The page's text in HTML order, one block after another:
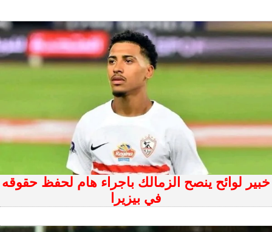
خبير لوائح ينصح الزمالك باجراء هام لحفظ حقوقه
في بيزيرا